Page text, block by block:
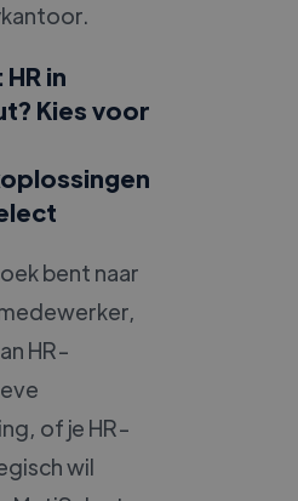
in
Kies voor
bent naar
HR-
of je HR-
wil